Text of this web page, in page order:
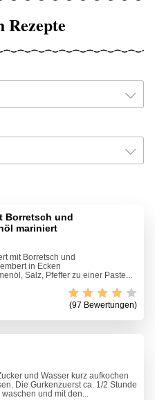
Rezepte
Borretsch und
mariniert
mit Borretsch und
in Ecken
Salz, Pfeffer zu einer Paste...
(97 Bewertungen)
und Wasser kurz aufkochen
Die Gurkenzuerst ca. 1/2 Stunde
und mit den...